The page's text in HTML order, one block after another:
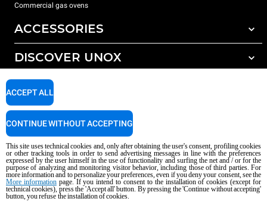
Commercial gas ovens
ACCESSORIES
All accessories
Detergents for manual washing
DISCOVER UNOX
Our offices around the world
SUPPORT
Service Locator
Copyright 2026 UNOX S.p.A. All rights reserved. Reg. Imp. Padova n °
04230750285 - REA Padova 372835 - Cap. Soc. 5.000.000 € iv - P.IVA / CF
04230750285 - IT WEEE Reg. No. IT08020000000377
AI Content Disclaimer Privacy policy Cookie policy
This site uses technical cookies and, only after obtaining the user's consent, profiling cookies
or other tracking tools in order to send advertising messages in line with the preferences
expressed by the user himself in the use of functionality and surfing the net and / or for the
purpose of analyzing and monitoring visitor behavior, including those of third parties. For
more information and to personalize your preferences, even if you deny your consent, see the
More informationpage. If you intend to consent to the installation of cookies (except for
technical cookies), press the 'Accept all' button. By pressing the 'Continue without accepting'
button, you refuse the installation of cookies.
ACCEPT ALL
CONTINUE WITHOUT ACCEPTING